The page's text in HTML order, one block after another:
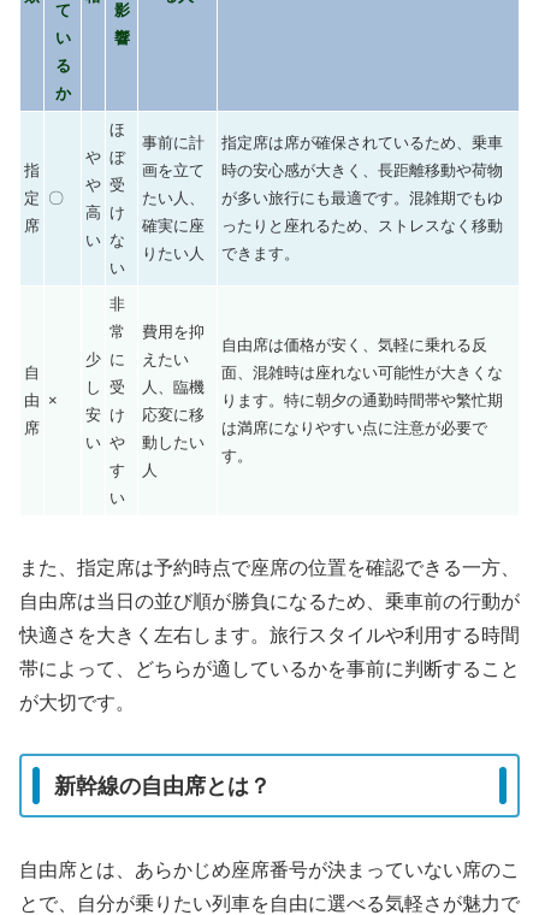
て
い
る
か
影
響
指
定
席
〇
や
や
高
い
ほ
ぼ
受
け
な
い
事前に計
画を立て
たい人、
確実に座
りたい人
指定席は席が確保されているため、乗車
時の安心感が大きく、長距離移動や荷物
が多い旅行にも最適です。混雑期でもゆ
ったりと座れるため、ストレスなく移動
できます。
自
由
席
×
少
し
安
い
非
常
に
受
け
や
す
い
費用を抑
えたい
人、臨機
応変に移
動したい
人
自由席は価格が安く、気軽に乗れる反
面、混雑時は座れない可能性が大きくな
ります。特に朝夕の通勤時間帯や繁忙期
は満席になりやすい点に注意が必要で
す。
また、指定席は予約時点で座席の位置を確認できる一方、
自由席は当日の並び順が勝負になるため、乗車前の行動が
快適さを大きく左右します。旅行スタイルや利用する時間
帯によって、どちらが適しているかを事前に判断すること
が大切です。
新幹線の自由席とは？
自由席とは、あらかじめ座席番号が決まっていない席のこ
とで、自分が乗りたい列車を自由に選べる気軽さが魅力で